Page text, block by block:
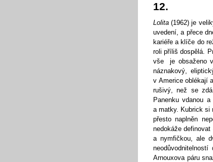
12.
Lolita (1962) je
uvedení, a přece
kariéře a klíče do
roli příliš dospělá.
vše je obsaženo
náznakový,
v Americe oblékají
rušivý, než se
Panenku vdanou
a matky. Kubrick si
přesto naplněn
nedokáže
a nymfičkou, ale
Arnouxova páru